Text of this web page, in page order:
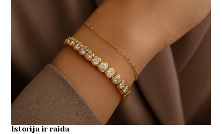
Istorija ir raida